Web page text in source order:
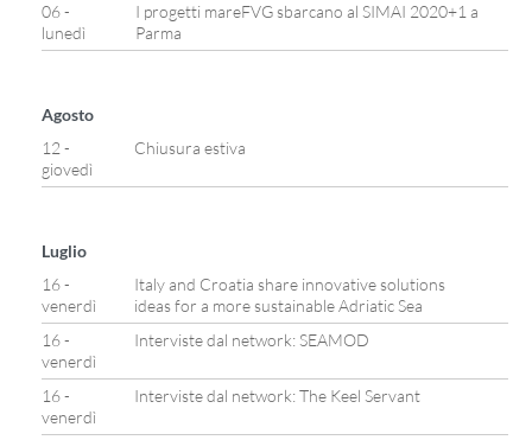
06 -
lunedì
I progetti mareFVG sbarcano al SIMAI 2020+1 a
Parma
Agosto
12 -
giovedì
Chiusura estiva
Luglio
16 -
venerdì
Italy and Croatia share innovative solutions
ideas for a more sustainable Adriatic Sea
16 -
venerdì
Interviste dal network: SEAMOD
16 -
venerdì
Interviste dal network: The Keel Servant